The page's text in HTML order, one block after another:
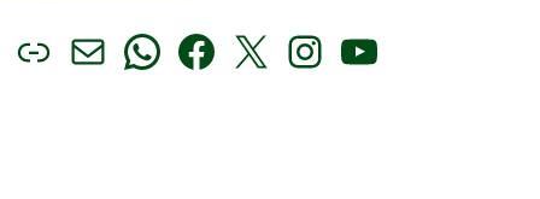
LinkE-Mail
WhatsApp
Facebook
X Instagram
YouTube